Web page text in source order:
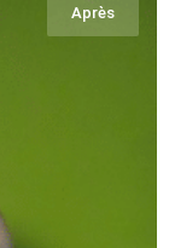
Après